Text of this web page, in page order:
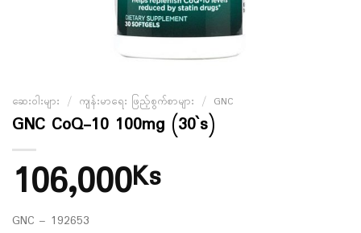
ဆေးဝါးများ / ကျန်းမာရေး ဖြည့်စွက်စာများ / GNC
GNC CoQ-10 100mg (30`s)
106,000Ks
GNC – 192653